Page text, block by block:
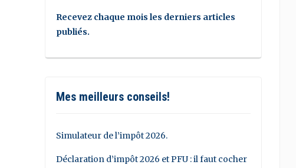
Recevez chaque mois les derniers articles
publiés.
Mes meilleurs conseils!
Simulateur de l’impôt 2026.
Déclaration d’impôt 2026 et PFU : il faut cocher